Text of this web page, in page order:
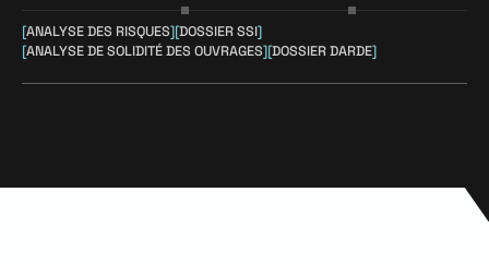
[ANALYSE DES RISQUES][DOSSIER SSI]
[ANALYSE DE SOLIDITÉ DES OUVRAGES][DOSSIER DARDE]